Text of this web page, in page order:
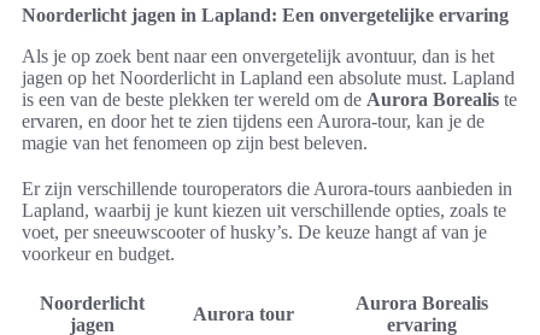
Noorderlicht jagen in Lapland: Een onvergetelijke ervaring
Als je op zoek bent naar een onvergetelijk avontuur, dan is het
jagen op het Noorderlicht in Lapland een absolute must. Lapland
is een van de beste plekken ter wereld om de Aurora Borealis te
ervaren, en door het te zien tijdens een Aurora-tour, kan je de
magie van het fenomeen op zijn best beleven.
Er zijn verschillende touroperators die Aurora-tours aanbieden in
Lapland, waarbij je kunt kiezen uit verschillende opties, zoals te
voet, per sneeuwscooter of husky’s. De keuze hangt af van je
voorkeur en budget.
Noorderlicht
jagen
Aurora tour
Aurora Borealis
ervaring